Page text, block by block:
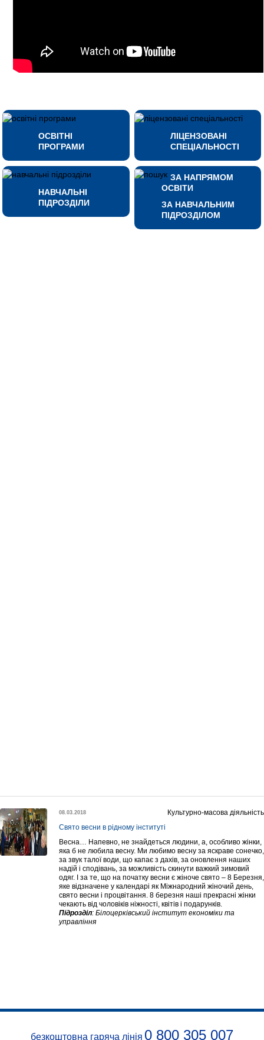
ОСВІТНІ
ПРОГРАМИ
ЛІЦЕНЗОВАНІ
СПЕЦІАЛЬНОСТІ
НАВЧАЛЬНІ
ПІДРОЗДІЛИ
ЗА НАПРЯМОМ
ОСВІТИ
ЗА НАВЧАЛЬНИМ
ПІДРОЗДІЛОМ
Культурно-масова діяльність
08.03.2018
Свято весни в рідному інституті
Весна… Напевно, не знайдеться людини, а, особливо жінки,
яка б не любила весну. Ми любимо весну за яскраве сонечко,
за звук талої води, що капає з дахів, за оновлення наших
надій і сподівань, за можливість скинути важкий зимовий
одяг. І за те, що на початку весни є жіноче свято – 8 Березня,
яке відзначене у календарі як Міжнародний жіночий день,
свято весни і процвітання. 8 березня наші прекрасні жінки
чекають від чоловіків ніжності, квітів і подарунків.
Підрозділ: Білоцерківський інститут економіки та
управління
безкоштовна гаряча лінія 0 800 305 007